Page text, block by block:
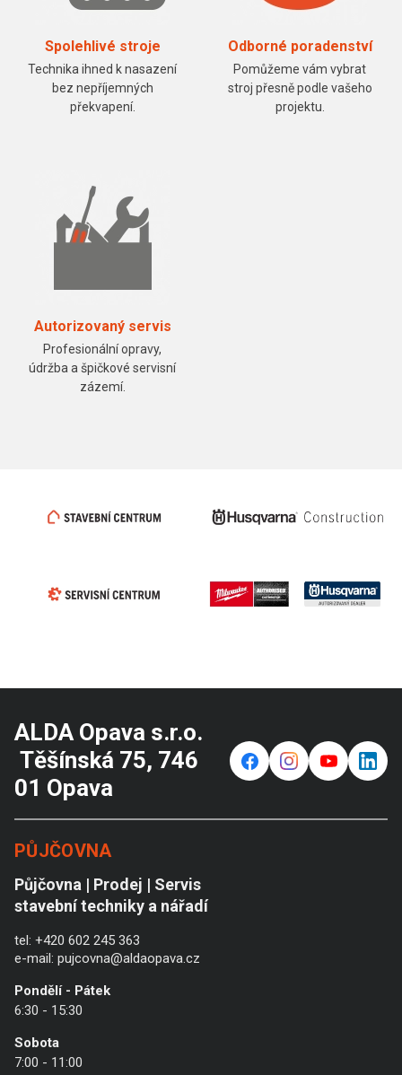
Spolehlivé stroje
Technika ihned k nasazení
bez nepříjemných
překvapení.
Odborné poradenství
Pomůžeme vám vybrat
stroj přesně podle vašeho
projektu.
Autorizovaný servis
Profesionální opravy,
údržba a špičkové servisní
zázemí.
ALDA Opava s.r.o.
Těšínská 75, 746
01 Opava
f ⌁ y in
PŮJČOVNA
Půjčovna | Prodej | Servis
stavební techniky a nářadí
tel: +420 602 245 363
e-mail: pujcovna@aldaopava.cz
Pondělí - Pátek
6:30 - 15:30
Sobota
7:00 - 11:00